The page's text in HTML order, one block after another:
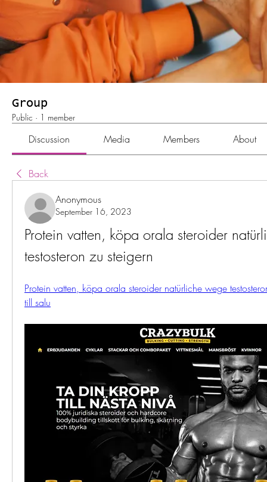
Group
Public · 1 member
Discussion Media Members About
Back
Anonymous
September 16, 2023
Protein vatten, köpa orala steroider
testosteron zu steigern
Protein vatten, köpa orala steroider natürliche wege
till salu